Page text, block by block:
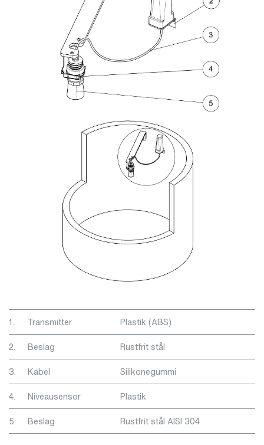
1. Transmitter
Plastik (ABS)
2.
Beslag
Rustfrit stål
3.
Kabel
Silikonegummi
4.
Niveausensor
Plastik
5.
Beslag Rustfrit stål AISI 304